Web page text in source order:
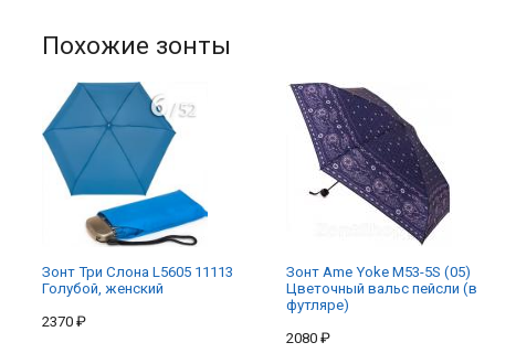
Похожие зонты
Зонт Три Слона L5605 11113
Голубой, женский
2370 ₽
Зонт Ame Yoke M53-5S (05)
Цветочный вальс пейсли (в
футляре)
2080 ₽